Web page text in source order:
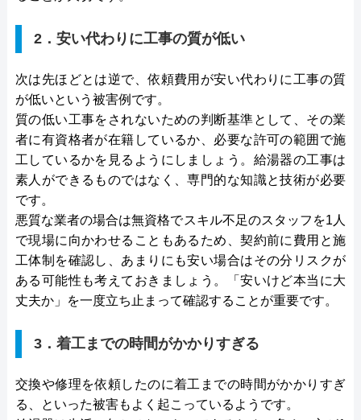
2．安い代わりに工事の質が低い
次は先ほどとは逆で、依頼費用が安い代わりに工事の質
が低いという被害例です。
質の低い工事をされないための判断基準として、その業
者に有資格者が在籍しているか、必要な許可の範囲で施
工しているかを見るようにしましょう。給湯器の工事は
素人ができるものではなく、専門的な知識と技術が必要
です。
悪質な業者の場合は無資格でスキル不足のスタッフを1人
で現場に向かわせることもあるため、契約前に費用と施
工体制を確認し、あまりにも安い場合はその分リスクが
ある可能性も考えておきましょう。「安いけど本当に大
丈夫か」を一度立ち止まって確認することが重要です。
3．着工までの時間がかかりすぎる
交換や修理を依頼したのに着工までの時間がかかりすぎ
る、といった被害もよく起こっているようです。